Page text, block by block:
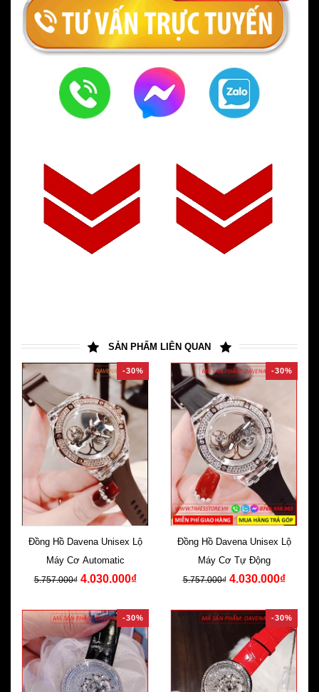
SẢN PHẨM LIÊN QUAN
-30%
Đồng Hồ Davena Unisex Lộ
Máy Cơ Automatic
5.757.000₫ 4.030.000₫
-30%
Đồng Hồ Davena Unisex Lộ
Máy Cơ Tự Động
5.757.000₫ 4.030.000₫
-30% -30%